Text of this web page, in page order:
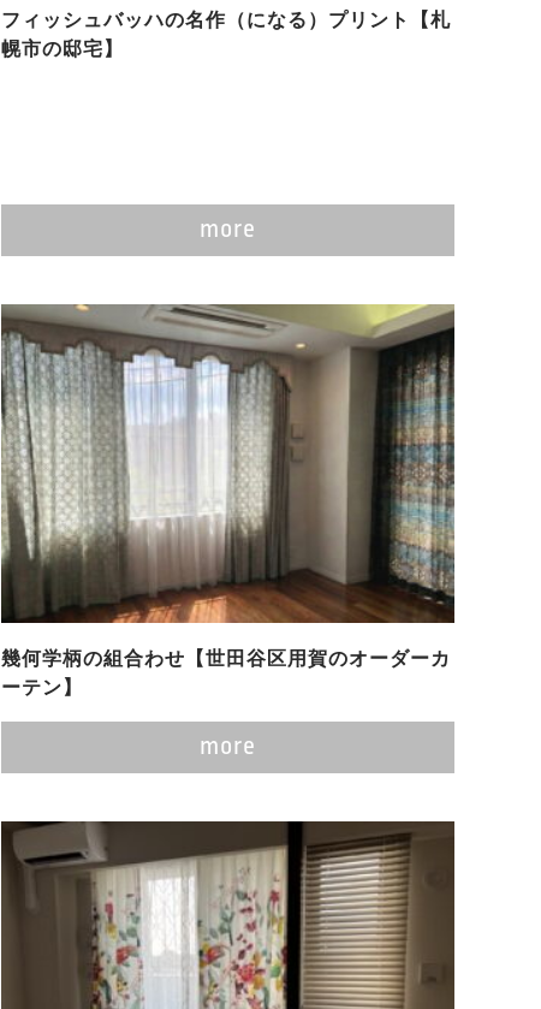
フィッシュバッハの名作（になる）プリント【札
幌市の邸宅】
more
幾何学柄の組合わせ【世田谷区用賀のオーダーカ
ーテン】
more